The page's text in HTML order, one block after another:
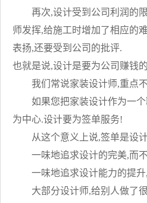
再次,设计受到公司利润的限
师发挥,给施工时增加了相应的
表扬,还要受到公司的批评.
也就是说,设计是要为公司赚钱
我们常说家装设计师,重点不
如果您把家装设计作为一个
为中心.设计要为签单服务!
从这个意义上说,签单是设计
一味地追求设计的完美,而不
一味地追求设计能力的提升,
大部分设计师,给别人做了很